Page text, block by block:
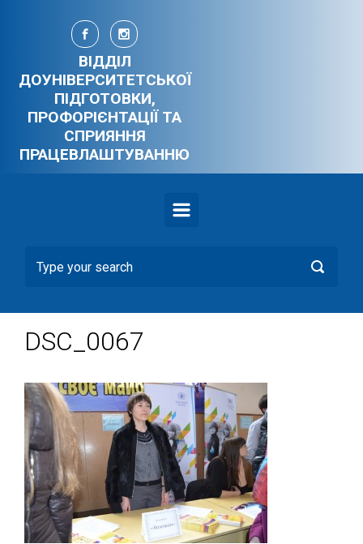
Skip to main content
ВІДДІЛ
ДОУНІВЕРСИТЕТСЬКОЇ
ПІДГОТОВКИ,
ПРОФОРІЄНТАЦІЇ ТА
СПРИЯННЯ
ПРАЦЕВЛАШТУВАННЮ
DSC_0067